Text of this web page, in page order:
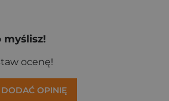
myślisz!
ocenę!
OPINIĘ